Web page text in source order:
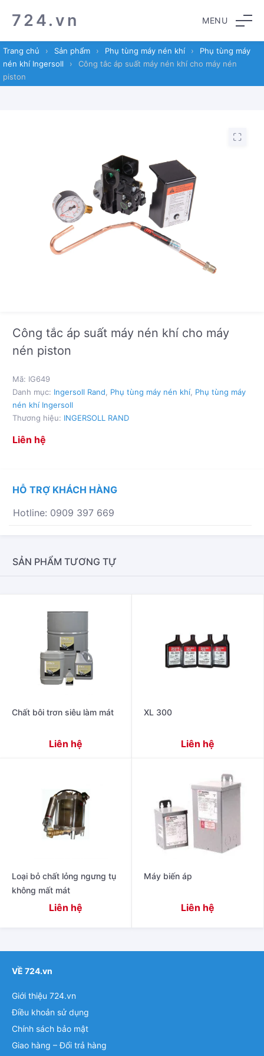
to
navigation
to
content
724.vn MENU
Trang chủ › Sản phẩm › Phụ tùng máy nén khí ›
Phụ tùng máy
nén khí Ingersoll
›
Công tắc áp suất máy nén khí cho máy nén
piston
Công tắc áp suất máy nén khí cho máy
nén piston
Liên hệ
Mã: IG649
Danh mục: Ingersoll Rand Phụ tùng máy nén khí Phụ tùng máy
nén khí Ingersoll
Thương hiệu: INGERSOLL RAND
HỖ TRỢ KHÁCH HÀNG
Hotline: 0909 397 669
SẢN PHẨM TƯƠNG TỰ
Chất bôi trơn siêu làm mát
Liên hệ
XL 300
Liên hệ
Loại bỏ chất lỏng ngưng tụ
không mất mát
Liên hệ
Máy biến áp
Liên hệ
VỀ 724.vn
Giới thiệu 724.vn
Điều khoản sử dụng
Chính sách bảo mật
Giao hàng – Đổi trả hàng